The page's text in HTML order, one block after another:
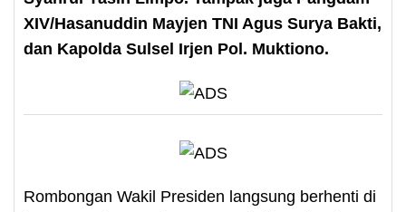
XIV/Hasanuddin Mayjen TNI Agus Surya Bakti,
dan Kapolda Sulsel Irjen Pol. Muktiono.
Rombongan Wakil Presiden langsung berhenti di